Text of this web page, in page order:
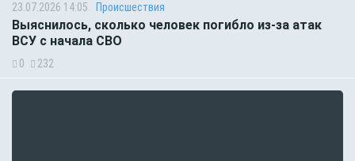
23.07.2026 14:05 Происшествия
Выяснилось, сколько человек погибло из-за атак
ВСУ с начала СВО
0 232